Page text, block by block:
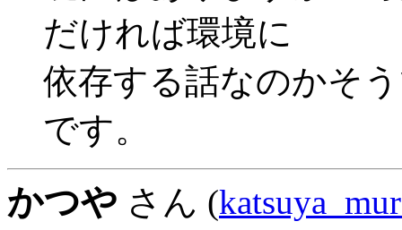
だければ環境に
依存する話なのかそ
です。
かつや さん (